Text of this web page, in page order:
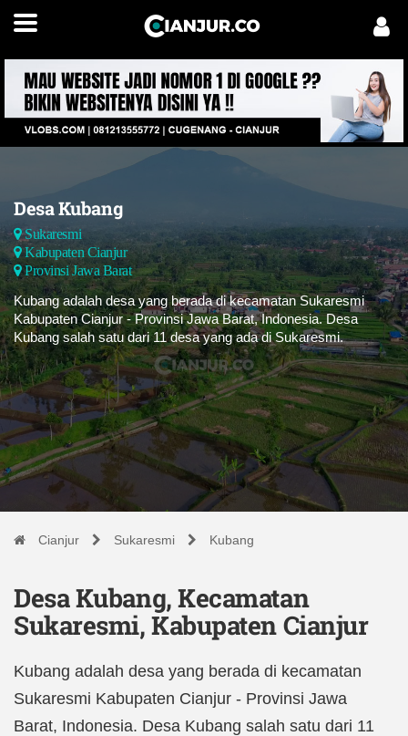
Desa Kubang
Sukaresmi
Kabupaten Cianjur
Provinsi Jawa Barat
Kubang adalah desa yang berada di kecamatan Sukaresmi
Kabupaten Cianjur - Provinsi Jawa Barat, Indonesia. Desa
Kubang salah satu dari 11 desa yang ada di Sukaresmi.
Cianjur Sukaresmi Kubang
Desa Kubang, Kecamatan
Sukaresmi, Kabupaten Cianjur
Kubang adalah desa yang berada di kecamatan
Sukaresmi Kabupaten Cianjur - Provinsi Jawa
Barat, Indonesia. Desa Kubang salah satu dari 11